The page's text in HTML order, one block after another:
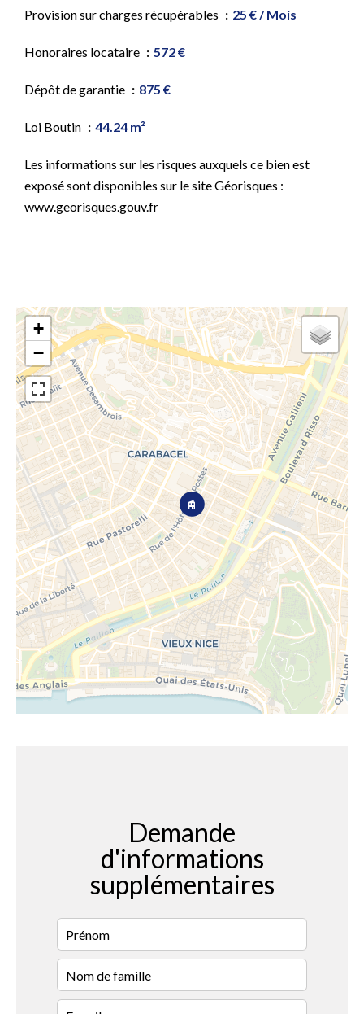
Provision sur charges récupérables 25 € / Mois
Honoraires locataire 572 €
Dépôt de garantie 875 €
Loi Boutin 44.24 m²
Les informations sur les risques auxquels ce bien est
exposé sont disponibles sur le site Géorisques :
www.georisques.gouv.fr
+
−
Demande
d'informations
supplémentaires